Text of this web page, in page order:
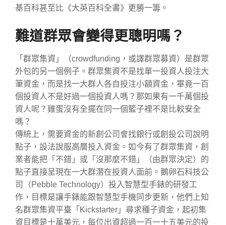
基百科甚至比《大英百科全書》更勝一籌。
難道群眾會變得更聰明嗎？
「群眾集資」（crowdfunding，或譯群眾募資）是群眾
外包的另一個例子。群眾集資不是找單一投資人投注大
筆資金，而是找一大群人各自投注小額資金，畢竟一百
個投資人不是好過一個投資人嗎？那如果有一千萬個投
資人呢？雞蛋沒有全擺在同一個籃子裡不是比較安全
嗎？
傳統上，需要資金的新創公司會找銀行或創投公司說明
點子，設法說服高層投入資金。如今有了群眾集資，創
業者能把「不錯」或「沒那麼不錯」（由群眾決定）的
點子直接呈現在一大群潛在投資人面前。鵝卵石科技公
司（Pebble Technology）投入智慧型手錶的研發工
作，目標是讓手錶能跟智慧型手機同步更新，他們上知
名群眾集資平臺「Kickstarter」尋求種子資金，起初集
資目標是十萬美元，每位出資超過一百一十五美元的投